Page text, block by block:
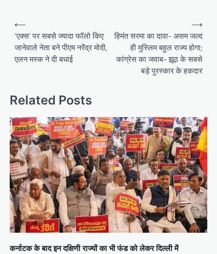
Post
navigation
⟵
‘एक्स’ पर सबसे ज्यादा फॉलो किए
जानेवाले नेता बने पीएम नरेंद्र मोदी,
एलन मस्क ने दी बधाई
हिमंत सरमा का दावा- असम जल्द
ही मुस्लिम बहुल राज्य होगा;
कांग्रेस का जवाब- झूठ के सबसे
बड़े पुरस्कार के हकदार
⟶
Related Posts
कर्नाटक के बाद इन दक्षिणी राज्यों का भी फंड को लेकर दिल्ली में